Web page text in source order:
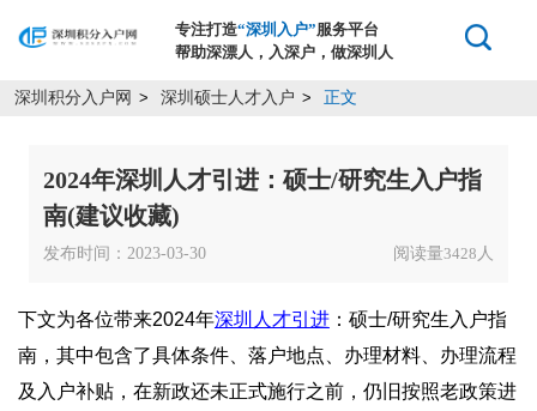
专注打造“深圳入户”服务平台
帮助深漂人，入深户，做深圳人
深圳积分入户网 > 深圳硕士人才入户 > 正文
2024年深圳人才引进：硕士/研究生入户指
南(建议收藏)
发布时间：2023-03-30 阅读量3428 人
下文为各位带来2024年深圳人才引进：硕士/研究生入户指
南，其中包含了具体条件、落户地点、办理材料、办理流程
及入户补贴，在新政还未正式施行之前，仍旧按照老政策进